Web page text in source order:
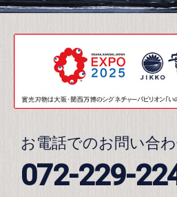
お電話でのお問い合
072-229-